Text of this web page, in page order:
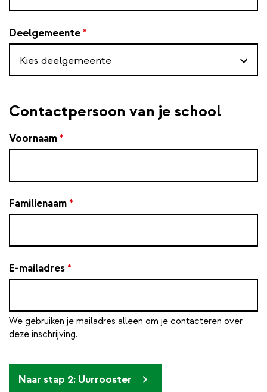
Deelgemeente *
Contactpersoon van je school
Voornaam *
Familienaam *
E-mailadres *
We gebruiken je mailadres alleen om je contacteren over
deze inschrijving.
Naar stap 2: Uurrooster